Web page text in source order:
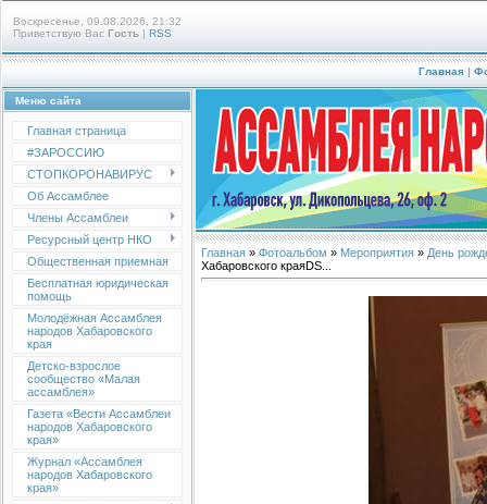
Воскресенье, 09.08.2026, 21:32
Приветствую Вас Гость | RSS
Главная |
Меню сайта
Главная страница
#ЗАРОССИЮ
СТОПКОРОНАВИРУС
Об Ассамблее
Члены Ассамблеи
Ресурсный центр НКО
Общественная приемная
Бесплатная юридическая
помощь
Молодёжная Ассамблея
народов Хабаровского
края
Детско-взрослое
сообщество «Малая
ассамблея»
Газета «Вести Ассамблеи
народов Хабаровского
края»
Журнал «Ассамблея
народов Хабаровского
края»
Главная » Фотоальбом » Мероприятия » День
Хабаровского краяDS...